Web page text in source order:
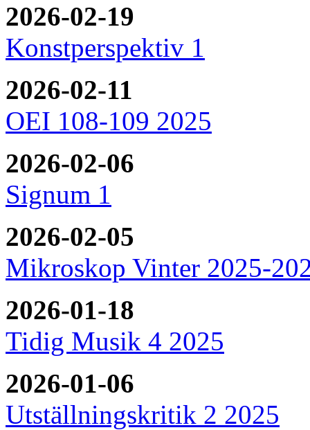
2026-02-19
Konstperspektiv 1
2026-02-11
OEI 108-109 2025
2026-02-06
Signum 1
2026-02-05
Mikroskop Vinter 2025-
2026-01-18
Tidig Musik 4 2025
2026-01-06
Utställningskritik 2 2025